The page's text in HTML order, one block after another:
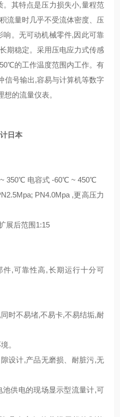
。其特点是压力损失小,量程范
流量时几乎不受流体密度、压
响。无可动机械零件,因此可靠
期稳定。采用压电应力式传感
的工作温度范围内工作。有
信号输出,容易与计算机等数字
的流量仪表。
日本
350℃ 电容式 -60℃ ~ 450℃
PN4.0Mpa ,更高压力
展后范围1:15
,可靠性高,长期运行十分可
时不易堵,不易卡,不易结垢,耐
。
设计,产品无磨损、耐脏污,无
供电的现场显示型流量计,可